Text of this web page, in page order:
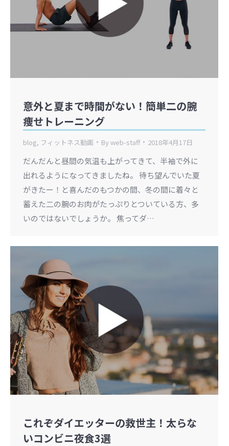
意外と夏まで時間がない！簡単二の腕
痩せトレーニング
blog, フィットネス動画 Byweb-staff 2018年4月17日
だんだんと昼間の気温も上がってきて、半袖で外に
出れるようになってきましたね。 待ち望んでいた夏
がきたー！と喜んだのもつかの間、冬の間に着々と
蓄えた二の腕のお肉がたっぷりとついている方、多
いのではないでしょうか。 焦ってダ…
これぞダイエッターの救世主！太らな
いコンビニ夜食3選